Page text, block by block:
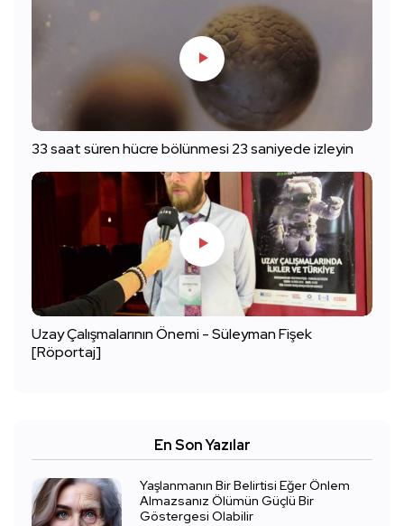
33 saat süren hücre bölünmesi 23 saniyede izleyin
Uzay Çalışmalarının Önemi - Süleyman Fişek
[Röportaj]
En Son Yazılar
Yaşlanmanın Bir Belirtisi Eğer Önlem
Almazsanız Ölümün Güçlü Bir
Göstergesi Olabilir